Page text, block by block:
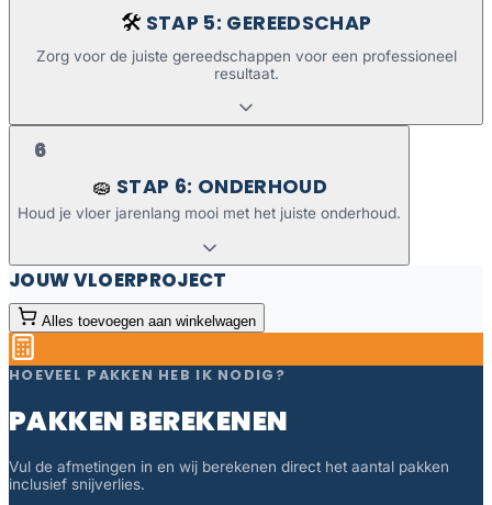
🛠️ STAP 5: GEREEDSCHAP
Zorg voor de juiste gereedschappen voor een professioneel
resultaat.
6
🧽 STAP 6: ONDERHOUD
Houd je vloer jarenlang mooi met het juiste onderhoud.
JOUW VLOERPROJECT
Alles toevoegen aan winkelwagen
HOEVEEL PAKKEN HEB IK NODIG?
PAKKEN BEREKENEN
Vul de afmetingen in en wij berekenen direct het aantal pakken
inclusief snijverlies.